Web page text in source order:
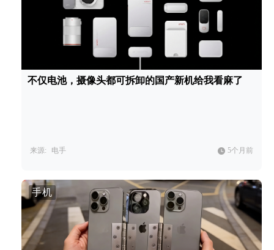
不仅电池，摄像头都可拆卸的国产新机给我看麻了
来源: 电手 5个月前
手机